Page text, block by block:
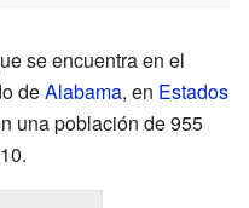
se encuentra en el
deAlabama, en Estados
una población de 955